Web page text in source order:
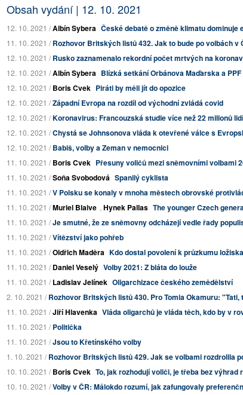
Obsah vydání | 12. 10. 2021
12. 10. 2021 /Albín Sybera České debatě o změně klimatu dominuje
11. 10. 2021 /Rozhovor Britských listů 432. Jak to bude po volbách v
12. 10. 2021 /Rusko zaznamenalo rekordní počet mrtvých na
12. 10. 2021 /Albín Sybera Blízká setkání Orbánova Maďarska a PPF
12. 10. 2021 /Boris Cvek Piráti by měli jít do opozice
12. 10. 2021 /Západní Evropa na rozdíl od východní zvládá covid
12. 10. 2021 /Koronavirus: Francouzská studie více než 22 milionů
12. 10. 2021 /Chystá se Johnsonova vláda k otevřené válce s
12. 10. 2021 /Babiš, volby a Zeman v nemocnici
11. 10. 2021 /Boris Cvek Přesuny voličů mezi sněmovními volbami
11. 10. 2021 /Soňa Svobodová Spanilý cyklista
11. 10. 2021 /V Polsku se konaly v mnoha městech obrovské
11. 10. 2021 /Muriel Blaive , Hynek Pallas The younger Czech
11. 10. 2021 /Je smutné, že ze sněmovny odcházejí vedle řady
11. 10. 2021 /Vítězství jako pohřeb
11. 10. 2021 /Oldřich Maděra Kdo dostal povolení k průzkumu
11. 10. 2021 /Daniel Veselý Volby 2021: Z bláta do louže
11. 10. 2021 /Ladislav Jelínek Oligarchizace českého zemědělství
2. 10. 2021 /Rozhovor Britských listů 430. Pro Tomia Okamuru: "Tati,
11. 10. 2021 /Jiří Hlavenka Vláda oligarchů je vláda těch, kdo by v
11. 10. 2021 /Politička
11. 10. 2021 /Jsou to Křetínského volby
1. 10. 2021 /Rozhovor Britských listů 429. Jak se volbami rozdrolila
10. 10. 2021 /Boris Cvek To, jak rozhodují voliči, je třeba bez výhrad
10. 10. 2021 /Volby v ČR: Málokdo rozumí, jak zafungovaly